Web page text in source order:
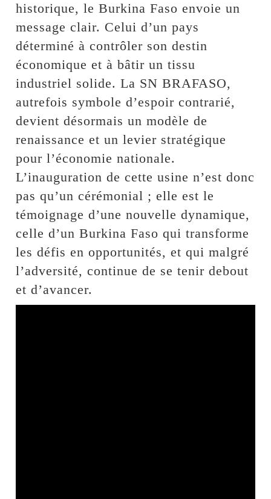
historique, le Burkina Faso envoie un
message clair. Celui d’un pays
déterminé à contrôler son destin
économique et à bâtir un tissu
industriel solide. La SN BRAFASO,
autrefois symbole d’espoir contrarié,
devient désormais un modèle de
renaissance et un levier stratégique
pour l’économie nationale.
L’inauguration de cette usine n’est donc
pas qu’un cérémonial ; elle est le
témoignage d’une nouvelle dynamique,
celle d’un Burkina Faso qui transforme
les défis en opportunités, et qui malgré
l’adversité, continue de se tenir debout
et d’avancer.